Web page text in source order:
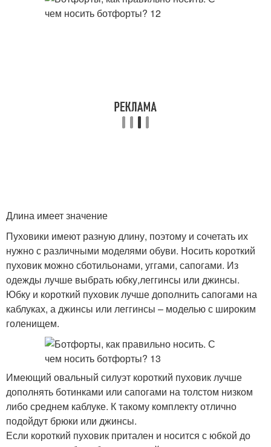
Длина имеет значение
Пуховики имеют разную длину, поэтому и сочетать их
нужно с различными моделями обуви. Носить короткий
пуховик можно сботильонами, уггами, сапогами. Из
одежды лучше выбрать юбку,леггинсы или джинсы.
Юбку и короткий пуховик лучше дополнить сапогами на
каблуках, а джинсы или леггинсы – моделью с широким
голенищем.
Имеющий овальный силуэт короткий пуховик лучше
дополнять ботинками или сапогами на толстом низком
либо среднем каблуке. К такому комплекту отлично
подойдут брюки или джинсы.
Если короткий пуховик притален и носится с юбкой до